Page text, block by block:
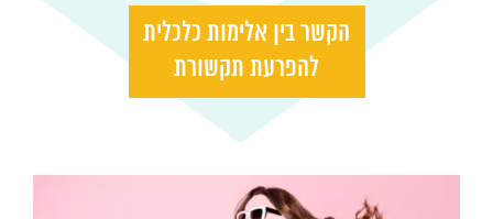
הקשר בין אלימות כלכלית
להפרעת תקשורת